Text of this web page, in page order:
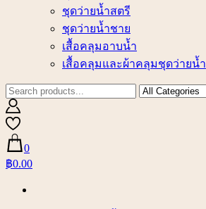
ชุดว่ายน้ำสตรี
ชุดว่ายน้ำชาย
เสื้อคลุมอาบน้ำ
เสื้อคลุมและผ้าคลุมชุดว่ายน้ำ
0
฿0.00